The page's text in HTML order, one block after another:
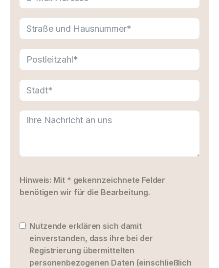
Hinweis: Mit * gekennzeichnete Felder
benötigen wir für die Bearbeitung.
Nutzende erklären sich damit
einverstanden, dass ihre bei der
Registrierung übermittelten
personenbezogenen Daten (einschließlich